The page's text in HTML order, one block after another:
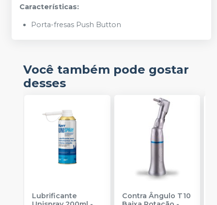
Características:
Porta-fresas Push Button
Você também pode gostar
desses
Lubrificante
Contra Ângulo T10